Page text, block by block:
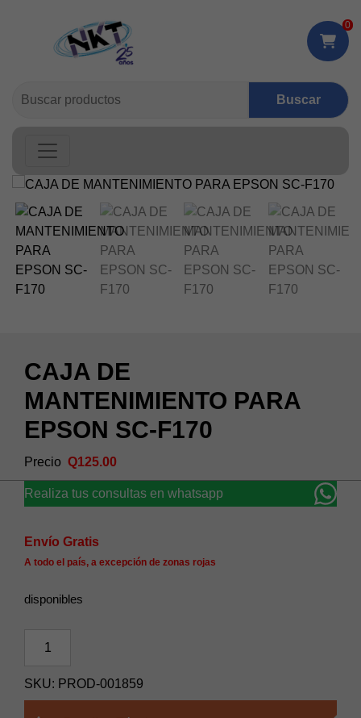
0
CAJA DE
MANTENIMIENTO PARA
EPSON SC-F170
Q125.00
Realiza tus consultas en whatsapp
Envío Gratis
A todo el país, a excepción de zonas rojas
disponibles
PARA
SKU: PROD-001859